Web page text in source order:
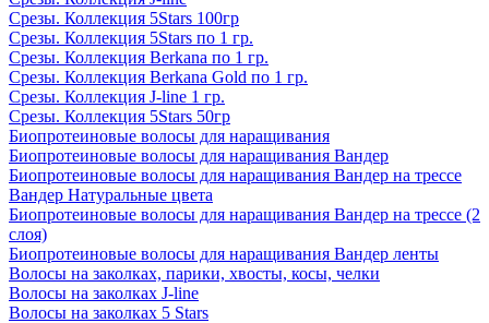
Срезы. Коллекция 5Stars 100гр
Срезы. Коллекция 5Stars по 1 гр.
Срезы. Коллекция Berkana по 1 гр.
Срезы. Коллекция Berkana Gold по 1 гр.
Срезы. Коллекция J-line 1 гр.
Срезы. Коллекция 5Stars 50гр
Биопротеиновые волосы для наращивания
Биопротеиновые волосы для наращивания Вандер
Биопротеиновые волосы для наращивания Вандер на трессе
Вандер Натуральные цвета
Биопротеиновые волосы для наращивания Вандер на трессе (2
слоя)
Биопротеиновые волосы для наращивания Вандер ленты
Волосы на заколках, парики, хвосты, косы, челки
Волосы на заколках J-line
Волосы на заколках 5 Stars